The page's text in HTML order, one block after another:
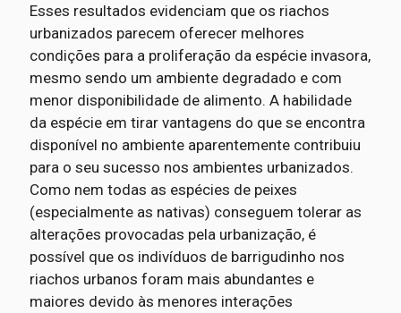
Esses resultados evidenciam que os riachos
urbanizados parecem oferecer melhores
condições para a proliferação da espécie invasora,
mesmo sendo um ambiente degradado e com
menor disponibilidade de alimento. A habilidade
da espécie em tirar vantagens do que se encontra
disponível no ambiente aparentemente contribuiu
para o seu sucesso nos ambientes urbanizados.
Como nem todas as espécies de peixes
(especialmente as nativas) conseguem tolerar as
alterações provocadas pela urbanização, é
possível que os indivíduos de barrigudinho nos
riachos urbanos foram mais abundantes e
maiores devido às menores interações